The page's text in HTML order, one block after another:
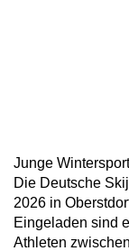
Junge
Die Deutsche
2026 in
Eingeladen sind
Athleten